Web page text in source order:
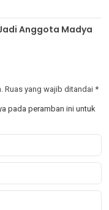
Anggota Madya
Ruas yang wajib ditandai *
pada peramban ini untuk